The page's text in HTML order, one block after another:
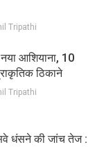
Tripathi
नया आशियाना, 10
ठिकाने
Tripathi
धंसने की जांच तेज :